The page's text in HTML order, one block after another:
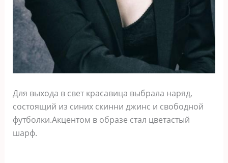
Для выхода в свет красавица выбрала наряд,
состоящий из синих скинни джинс и свободной
футболки.Акцентом в образе стал цветастый
шарф.